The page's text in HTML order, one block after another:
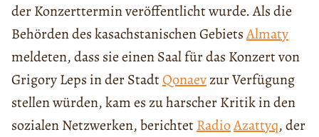
der Konzerttermin veröffentlicht wurde. Als die
Behörden des kasachstanischen GebietsAlmaty
meldeten, dass sie einen Saal für das Konzert von
Grigory Leps in der StadtQonaevzur Verfügung
stellen würden, kam es zu harscher Kritik in den
sozialen Netzwerken, berichtetRadioAzattyq, der